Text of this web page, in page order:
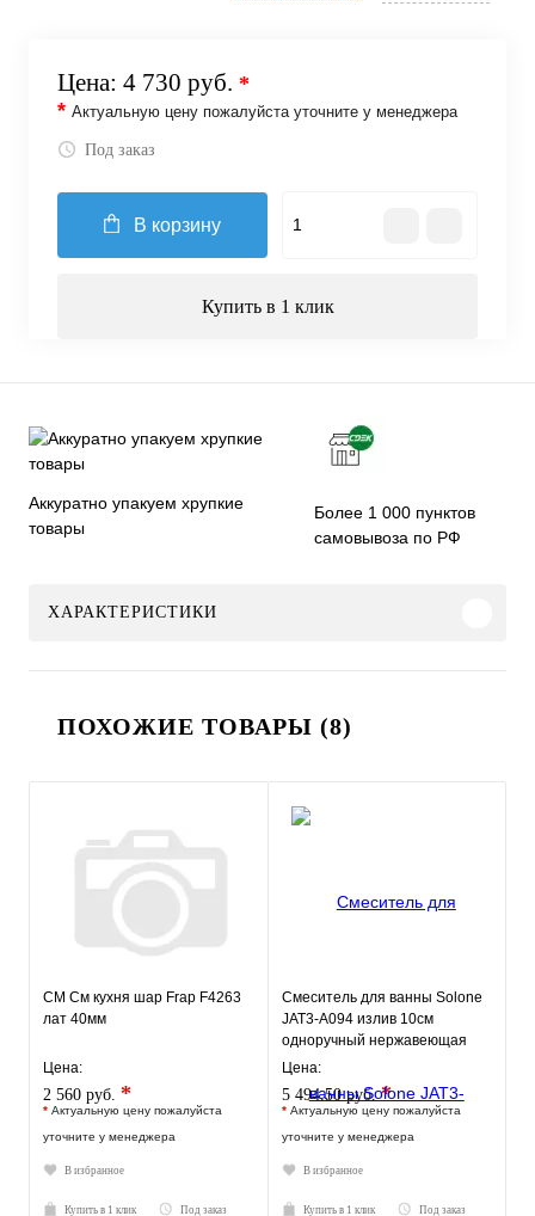
Цена: 4 730 руб. *
* Актуальную цену пожалуйста уточните у менеджера
Под заказ
В корзину
Купить в 1 клик
Аккуратно упакуем хрупкие
товары
Более 1 000 пунктов
самовывоза по РФ
ХАРАКТЕРИСТИКИ
ПОХОЖИЕ ТОВАРЫ (8)
СМ См кухня шар Frap F4263
лат 40мм
Цена:
2 560 руб. *
* Актуальную цену пожалуйста
уточните у менеджера
В избранное
Купить в 1 клик Под заказ
Смеситель для ванны Solone
JAT3-A094 излив 10см
одноручный нержавеющая
сталь
Цена:
5 494.50 руб.*
* Актуальную цену пожалуйста
уточните у менеджера
В избранное
Купить в 1 клик Под заказ